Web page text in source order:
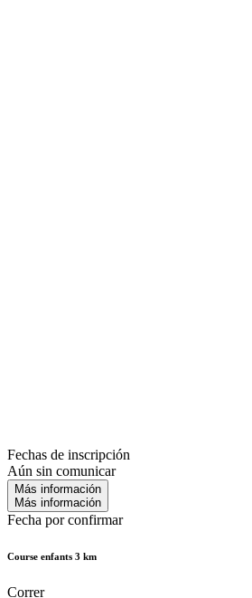
Fechas de inscripción
Aún sin comunicar
Más información
Más información
Fecha por confirmar
Course enfants 3 km
Correr